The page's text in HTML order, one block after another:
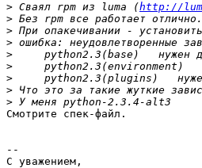
> Сваял rpm из luma (http://
>
>
>
>
>
>
>
>
Смотрите спек-файл.
--
С уважением,